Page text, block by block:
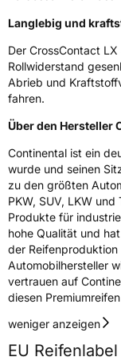
EffizienzA
Nasshaftung
Rollgeräusch (dB)73
FahrzeugklasseC1
3PMSF /
EisgripNein
Allgemeine
Langlebig und
Der CrossContact
Rollwiderstand
Abrieb und
fahren.
Über den Hersteller
Continental ist ein
wurde und seinen
zu den größten
PKW, SUV, LKW
Produkte für
hohe Qualität und
der
Automobilhersteller
vertrauen auf
diesen
weniger anzeigen
EU Reifenlabel